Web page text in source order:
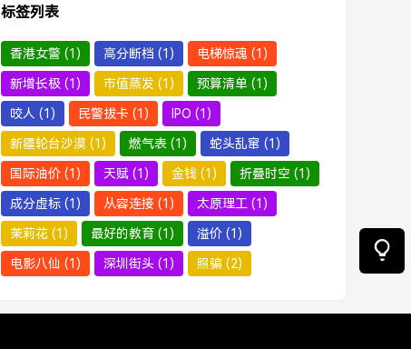
标签列表
香港女警 (1) 高分断档 (1) 电梯惊魂 (1)
新增长极 (1) 市值蒸发 (1) 预算清单 (1)
咬人 (1) 民警拔卡 (1) IPO (1)
新疆轮台沙漠 (1) 燃气表 (1) 蛇头乱窜 (1)
国际油价 (1) 天赋 (1) 金钱 (1) 折叠时空 (1)
成分虚标 (1) 从容连接 (1) 太原理工 (1)
茉莉花 (1) 最好的教育 (1) 溢价 (1)
电影八仙 (1) 深圳街头 (1) 照骗 (2)